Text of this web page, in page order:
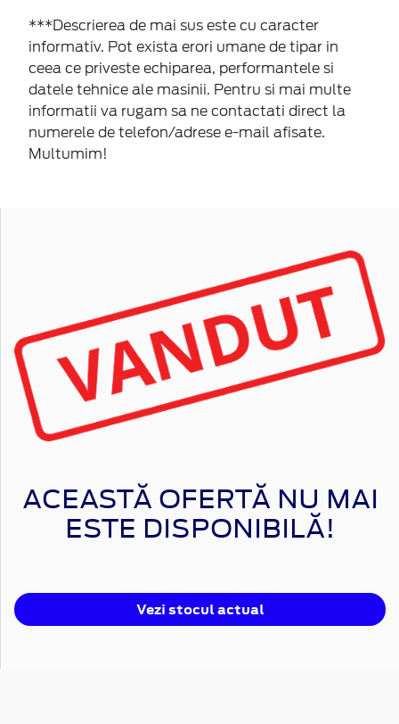
***Descrierea de mai sus este cu caracter
informativ. Pot exista erori umane de tipar in
ceea ce priveste echiparea, performantele si
datele tehnice ale masinii. Pentru si mai multe
informatii va rugam sa ne contactati direct la
numerele de telefon/adrese e-mail afisate.
Multumim!
ACEASTĂ OFERTĂ NU MAI
ESTE DISPONIBILĂ!
Vezi stocul actual